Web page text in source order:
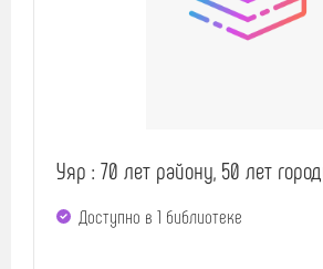
Уяр : 70 лет району, 50 лет
Доступно в 1 библиотекe